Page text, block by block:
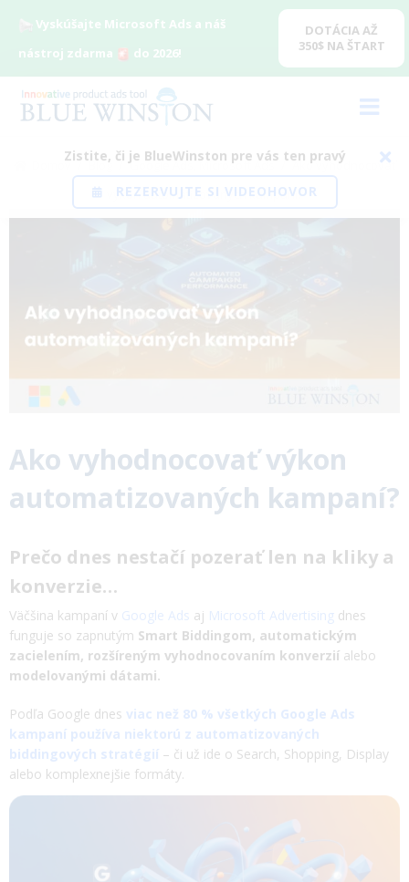
Vyskúšajte Microsoft Ads a náš
nástroj zdarma
do 2026!
DOTÁCIA AŽ
350$ NA ŠTART
Zistite, či je BlueWinston pre vás ten pravý
REZERVUJTE SI VIDEOHOVOR
Domov / Blog / Google Ads,Microsoft Ads / Ako vyhodnocovať
výkon automatizovaných kampaní?
View
Ako vyhodnocovať výkon
automatizovaných kampaní?
Prečo dnes nestačí pozerať len na kliky a
konverzie…
Väčšina kampaní v Google Ads aj Microsoft Advertising dnes
funguje so zapnutým Smart Biddingom, automatickým
zacielením, rozšíreným vyhodnocovaním konverzií alebo
modelovanými dátami.
Podľa Google dnes viac než 80 % všetkých Google Ads
kampaní používa niektorú z automatizovaných
biddingových stratégií – či už ide o Search, Shopping, Display
alebo komplexnejšie formáty.